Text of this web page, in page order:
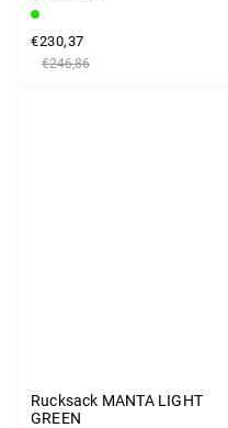
€246,86
€230,37
Rucksack MANTA LIGHT
GREEN